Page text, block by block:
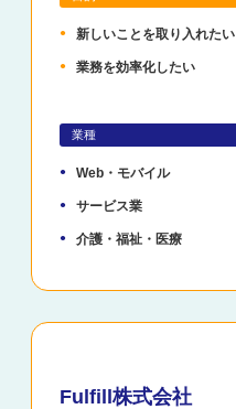
新しいことを取り入れたい
業務を効率化したい
業種
Web・モバイル
サービス業
介護・福祉・医療
Fulfill株式会社